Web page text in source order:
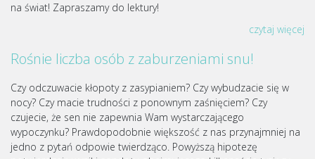
na świat! Zapraszamy do lektury!
czytaj więcej
Rośnie liczba osób z zaburzeniami snu!
Czy odczuwacie kłopoty z zasypianiem? Czy wybudzacie się w
nocy? Czy macie trudności z ponownym zaśnięciem? Czy
czujecie, że sen nie zapewnia Wam wystarczającego
wypoczynku? Prawdopodobnie większość z nas przynajmniej na
jedno z pytań odpowie twierdząco. Powyższą hipotezę